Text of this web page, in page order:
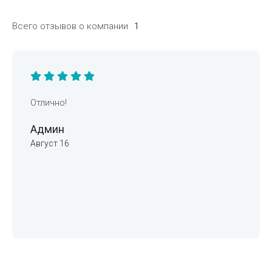
Всего отзывов о компании 1
Отлично!
Админ
Август 16